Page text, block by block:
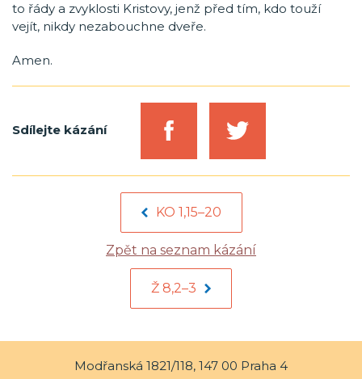
to řády a zvyklosti Kristovy, jenž před tím, kdo touží
vejít, nikdy nezabouchne dveře.
Amen.
Sdílejte kázání
KO 1,15–20
Zpět na seznam kázání
Ž 8,2–3
Modřanská 1821/118, 147 00 Praha 4